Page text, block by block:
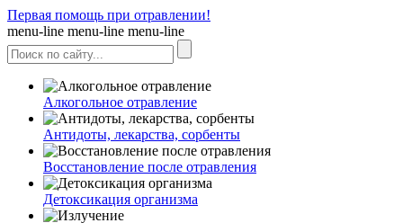
Первая помощь при отравлении!
menu-line menu-line menu-line
Алкогольное отравление
Антидоты, лекарства, сорбенты
Восстановление после отравления
Детоксикация организма